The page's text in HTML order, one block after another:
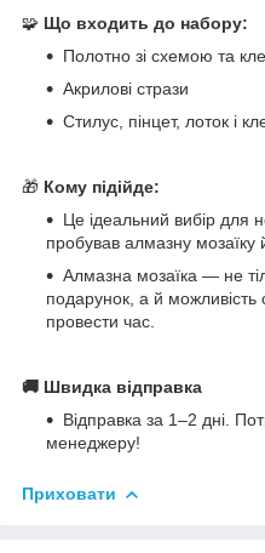
🧩 Що входить до набору:
Полотно зі схемою та
Акрилові стрази
Стилус, пінцет, лоток і
🎁 Кому підійде:
Це ідеальний вибір для
пробував алмазну мозаїку
Алмазна мозаїка — не
подарунок, а й можливість
провести час.
🚚 Швидка відправка
Відправка за 1–2 дні.
менеджеру!
Приховати